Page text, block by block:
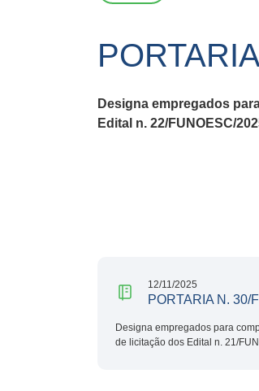
Designa empregados
Edital n. 22/FUNOESC/
12/11/2025
PORTARIA N. 30/
Designa empregados para
de licitação dos Edital n. 21/